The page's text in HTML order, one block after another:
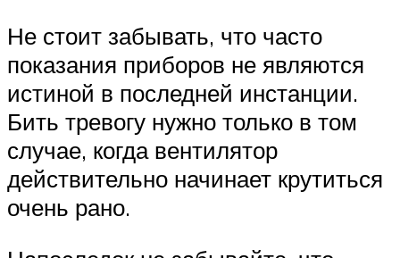
Не стоит забывать, что часто
показания приборов не являются
истиной в последней инстанции.
Бить тревогу нужно только в том
случае, когда вентилятор
действительно начинает крутиться
очень рано.